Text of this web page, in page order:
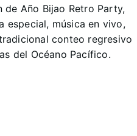
Año Bijao Retro Party,
especial, música en vivo,
conteo regresivo
del Océano Pacífico.